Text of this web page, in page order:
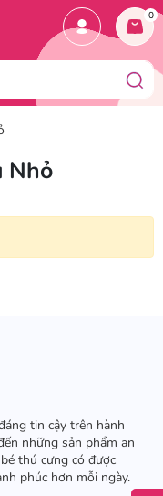
0
Nhỏ
tin cậy trên hành
những sản phẩm an
thú cưng có được
phúc hơn mỗi ngày.